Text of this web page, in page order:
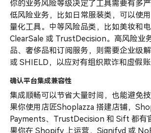
你的业务风险等级决定了工具需要有多严
低风险业务，比如日常服装类，可以使
量化工具。中等风险品类，比如美妆和
ClearSale 或 TrustDecision。高风险业
品、奢侈品和订阅服务，则需要企业级
或 SHIELD，以应对有组织欺诈和虚假账
确认平台集成兼容性
集成顺畅可以节省大量时间，也能避免
果你使用店匠Shoplazza 搭建店铺，
Payments、TrustDecision 和 Sift 都有
果你在 Shopify 上运营，Signifyd 或